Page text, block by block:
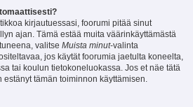
kirjautuessasi, foorumi pitää sinut
ajan. Tämä estää muita väärinkäyttämästä
valitse Muista minut-valinta
jos käytät foorumia jaetulta koneelta,
tai koulun tietokoneluokassa. Jos et näe tätä
tämän toiminnon käyttämisen.